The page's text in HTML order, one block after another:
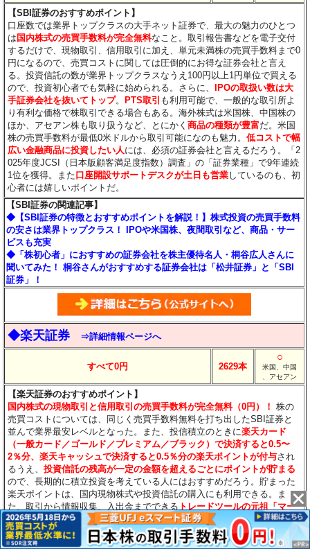
【SBI証券のおすすめポイント】
口座数では業界トップクラスの大手ネット証券で、最大の魅力のひとつ
は国内株式の売買手数料が完全無料なこと。取引報告書などを電子交付
するだけで、現物取引、信用取引に加え、単元未満株の売買手数料まで0
円になるので、売買コストに関しては圧倒的にお得な証券会社と言え
る。投資信託の数が業界トップクラスなうえ100円以上1円単位で買える
ので、投資初心者でも気軽に始められる。さらに、IPOの取扱い数は大
手証券会社を抜いてトップ。PTS取引 も利用可能で、一般的な取引所よ
り有利な価格で株取引できる場合もある。海外株式は米国株、中国株の
ほか、アセアン株も取り扱うなど、とにかく商品の種類が豊富だ。米国
株の売買手数料が最低0米ドルから取引可能になのも魅力。低コストで幅
広い金融商品に投資したい人 には、必須の証券会社と言えるだろう。「2
025年度JCSI（日本版顧客満足度指数）調査」の「証券業種」で9年連続
1位を獲得。また口座開設サポートデスクが土日も営業しているのも、初
心者には嬉しいポイントだ。
【SBI証券の関連記事】
◆【SBI証券の特徴とおすすめポイントを解説！】株式投資の売買手数料
の安さは業界トップクラス！ IPOや米国株、夜間取引など、商品・サー
ビスも充実
◆「株初心者」におすすめの証券会社を株主優待名人・桐谷広人さんに
聞いてみた！ 桐谷さんがおすすめする証券会社は「松井証券」と「SBI
証券」！
◆楽天証券 ⇒詳細情報ページへ
すべて0円 2629本
○
米国、中国
、アセアン
【楽天証券のおすすめポイント】
国内株式の現物取引と信用取引の売買手数料が完全無料（0円）！ 株の
売買コストについては、同じく売買手数料無料を打ち出したSBI証券と
並んで業界最安レベルとなった。また、投信積立のときに楽天カード
（一般カード／ゴールド／プレミアム／ブラック）で決済すると0.5〜
2％分、楽天キャッシュで決済すると0.5％分の楽天ポイントが付与され
るうえ、投資信託の残高が一定の金額を超えるごとにポイントが貯まる
ので、長期的に積立投資を考えている人にはおすすめだろう。貯まった
楽天ポイントは、国内現物株式や投資信託の購入にも利用できる。ま
た、取引から情報収集、入出金までできる トレードツールの元祖「マー
ケットスピード」
が有名で、数多くのデイトレーダーも利用。ツール内
では日経テレコン（楽天証券版）を利用することができるのも便利
。さ
らに、投資信託数が2600本以上と多く、米国や中国、アセアンなどの海